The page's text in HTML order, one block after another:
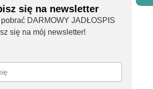
się na newsletter
DARMOWY JADŁOSPIS
się na mój newsletter!